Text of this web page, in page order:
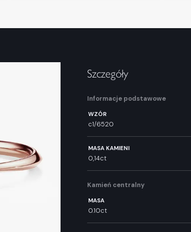
Szczegóły
Informacje podstawowe
WZÓR
c1/6520
MASA KAMIENI
0,14ct
Kamień centralny
MASA
0.10ct